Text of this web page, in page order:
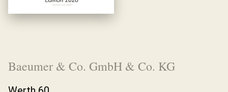
Baeumer & Co. GmbH & Co. KG